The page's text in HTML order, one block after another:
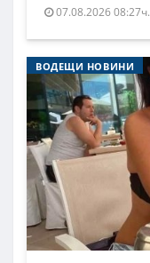
07.08.2026 08:27ч.
ВОДЕЩИ НОВИНИ